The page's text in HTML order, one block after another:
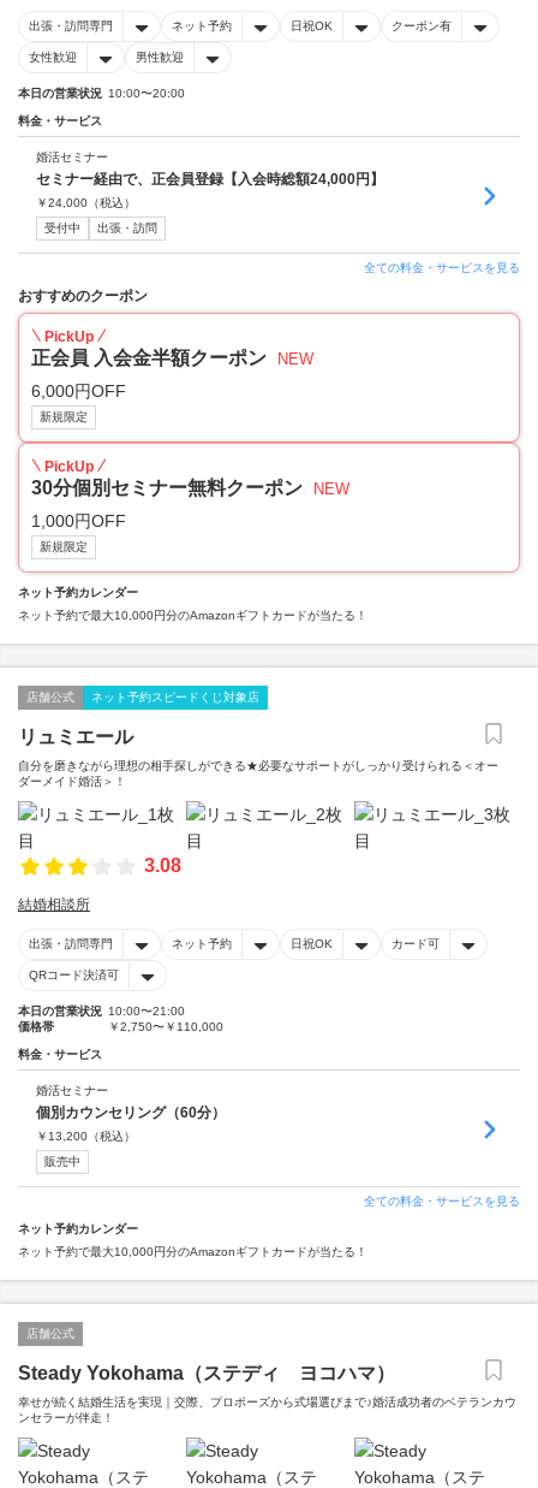
出張・訪問専門 ネット予約 日祝OK クーポン有
女性歓迎 男性歓迎
本日の営業状況 10:00〜20:00
料金・サービス
婚活セミナー
セミナー経由で、正会員登録【入会時総額24,000円】
￥24,000 （税込）
受付中
出張・訪問
全ての料金・サービスを見る
おすすめのクーポン
PickUp
正会員 入会金半額クーポン NEW
6,000円OFF
新規限定
PickUp
30分個別セミナー無料クーポン NEW
1,000円OFF
新規限定
ネット予約カレンダー
ネット予約で最大10,000円分のAmazonギフトカードが当たる！
店舗公式 ネット予約スピードくじ対象店
リュミエール
自分を磨きながら理想の相手探しができる★必要なサポートがしっかり受けられる＜オー
ダーメイド婚活＞！
3.08
結婚相談所
出張・訪問専門 ネット予約 日祝OK カード可
QRコード決済可
本日の営業状況 10:00〜21:00
価格帯
￥2,750〜￥110,000
料金・サービス
婚活セミナー
個別カウンセリング（60分）
￥ 13,200 （税込）
販売中
全ての料金・サービスを見る
ネット予約カレンダー
ネット予約で最大10,000円分のAmazonギフトカードが当たる！
店舗公式
Steady Yokohama（ステディ ヨコハマ）
幸せが続く結婚生活を実現｜交際、プロポーズから式場選びまで♪婚活成功者のベテランカウ
ンセラーが伴走！